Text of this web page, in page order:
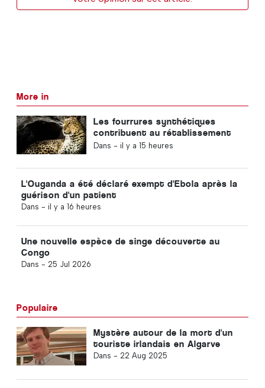
More in
Les fourrures synthétiques
contribuent au rétablissement
des léopards de Zambie
Dans - il y a 15 heures
L'Ouganda a été déclaré exempt d'Ebola après la
guérison d'un patient
Dans - il y a 16 heures
Une nouvelle espèce de singe découverte au
Congo
Dans - 25 Jul 2026
Populaire
Mystère autour de la mort d'un
touriste irlandais en Algarve
Dans - 22 Aug 2025